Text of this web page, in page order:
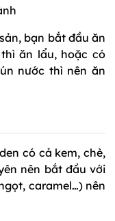
bạn bắt đầu ăn
ăn lẩu, hoặc có
nước thì nên ăn
có cả kem, chè,
nên bắt đầu với
caramel…) nên